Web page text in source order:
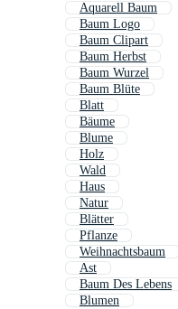
Aquarell Baum
Baum Logo
Baum Clipart
Baum Herbst
Baum Wurzel
Baum Blüte
Blatt
Bäume
Blume
Holz
Wald
Haus
Natur
Blätter
Pflanze
Weihnachtsbaum
Ast
Baum Des Lebens
Blumen